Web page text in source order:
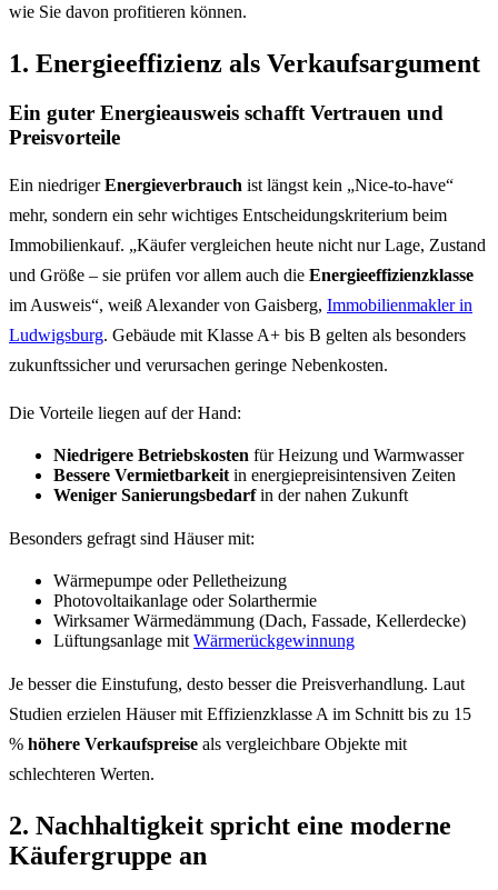
wie Sie davon profitieren können.
1. Energieeffizienz als Verkaufsargument
Ein guter Energieausweis schafft Vertrauen und
Preisvorteile
Ein niedrigerEnergieverbrauch ist längst kein „Nice-to-have“
mehr, sondern ein sehr wichtiges Entscheidungskriterium beim
Immobilienkauf. „Käufer vergleichen heute nicht nur Lage, Zustand
und Größe – sie prüfen vor allem auch die Energieeffizienzklasse
im Ausweis“, weiß Alexander von Gaisberg, Immobilienmakler in
Ludwigsburg. Gebäude mit Klasse A+ bis B gelten als besonders
zukunftssicher und verursachen geringe Nebenkosten.
Die Vorteile liegen auf der Hand:
Niedrigere Betriebskosten für Heizung und Warmwasser
Bessere Vermietbarkeit in energiepreisintensiven Zeiten
Weniger Sanierungsbedarfin der nahen Zukunft
Besonders gefragt sind Häuser mit:
Wärmepumpe oder Pelletheizung
Photovoltaikanlage oder Solarthermie
Wirksamer Wärmedämmung (Dach, Fassade, Kellerdecke)
Lüftungsanlage mit Wärmerückgewinnung
Je besser die Einstufung, desto besser die Preisverhandlung. Laut
Studien erzielen Häuser mit Effizienzklasse A im Schnitt bis zu 15
% höhere Verkaufspreise als vergleichbare Objekte mit
schlechteren Werten.
2. Nachhaltigkeit spricht eine moderne
Käufergruppe an